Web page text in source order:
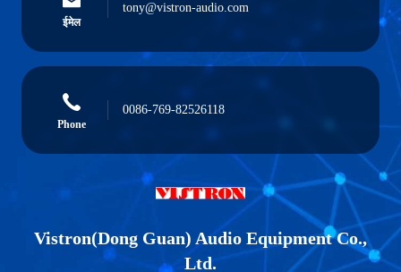
ईमेल
tony@vistron-audio.com
Phone
0086-769-82526118
Vistron(Dong Guan) Audio Equipment Co.,
Ltd.